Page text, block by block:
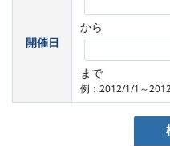
開催日
から
まで
例：2012/1/1～